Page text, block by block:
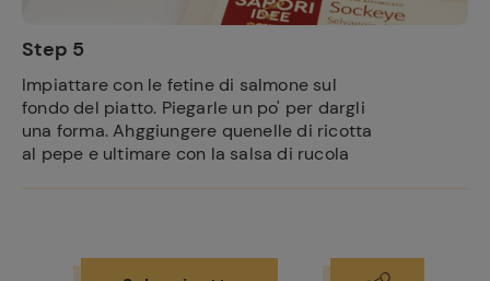
Step 5
Impiattare con le fetine di salmone sul
fondo del piatto. Piegarle un po' per dargli
una forma. Ahggiungere quenelle di ricotta
al pepe e ultimare con la salsa di rucola